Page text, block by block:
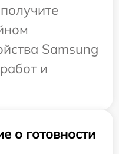
Samsung
и
о готовности